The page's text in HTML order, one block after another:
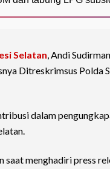
Selatan, Andi
Ditreskrimsus Polda
dalam
saat menghadiri press